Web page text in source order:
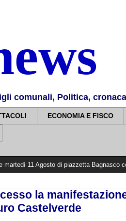
comunali, Politica,
ECONOMIA E FISCO
di piazzetta Bagnasco con “Ousmanne
la
Castelverde